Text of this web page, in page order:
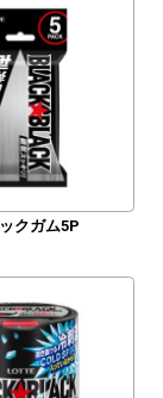
クガム5P